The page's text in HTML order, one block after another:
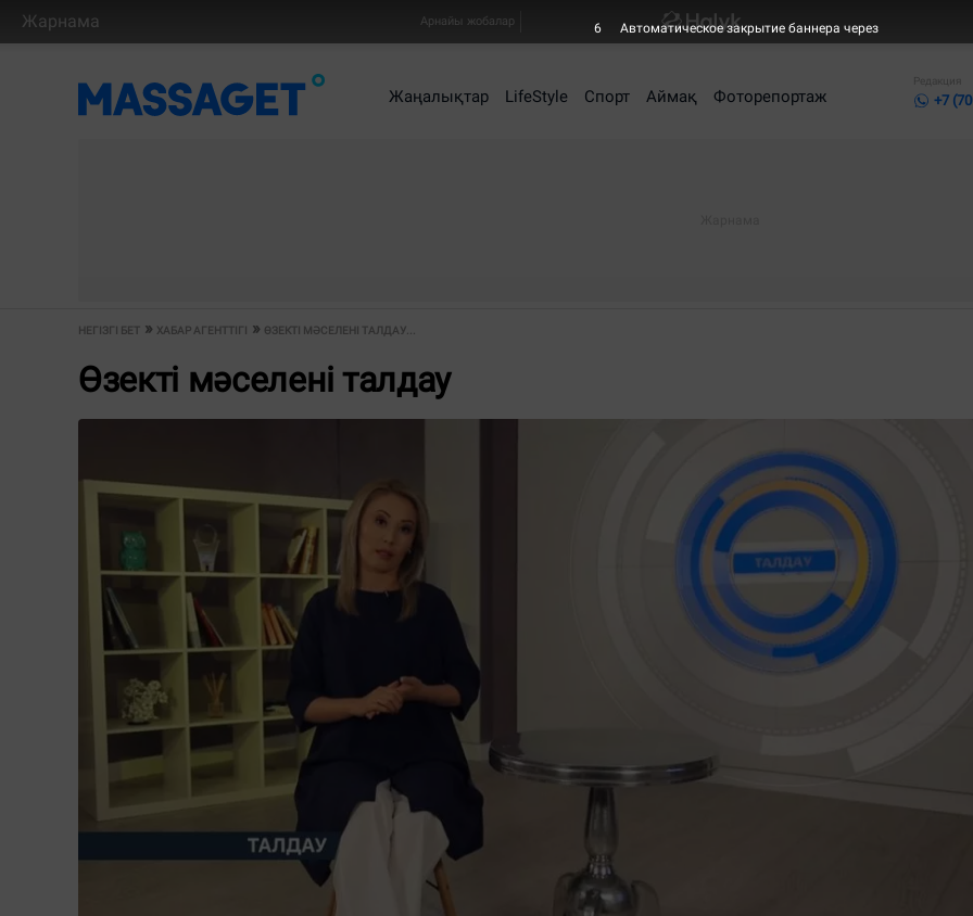
Жарнама Арнайы жобалар
Жаңалықтар LifeStyle Спорт Аймақ Фоторепортаж
Редакция
+7
НЕГІЗГІ БЕТ ХАБАР АГЕНТТІГІ ӨЗЕКТІ МӘСЕЛЕНІ ТАЛДАУ...
Өзекті мәселені талдау
6 Автоматическое закрытие баннера через